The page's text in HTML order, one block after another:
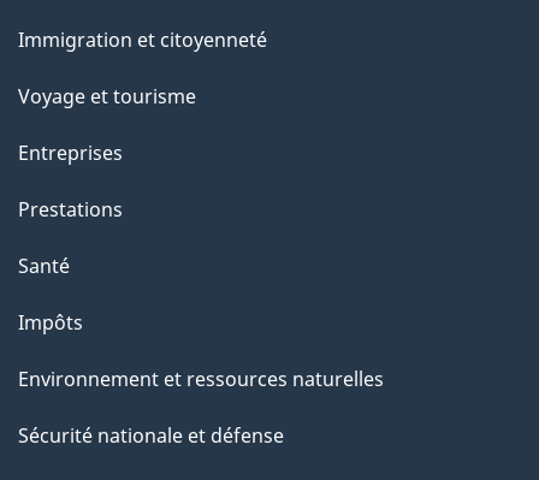
sujets
Immigration et citoyenneté
Voyage et tourisme
Entreprises
Prestations
Santé
Impôts
Environnement et ressources naturelles
Sécurité nationale et défense